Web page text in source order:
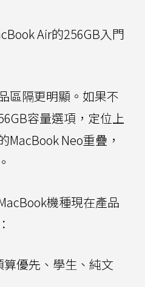
Air的256GB入門
區隔更明顯。如果不
容量選項，定位上
MacBook Neo重疊，
機種現在產品
算優先、學生、純文